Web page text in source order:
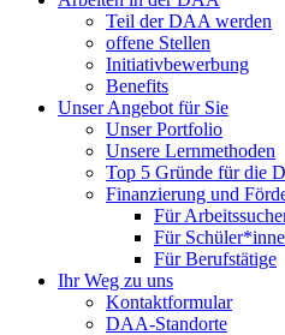
Teil der DAA werden
offene Stellen
Initiativbewerbung
Benefits
Unser Angebot für Sie
Unser Portfolio
Unsere Lernmethoden
Top 5 Gründe für die
Finanzierung und
Für
Für
Für Berufstätige
Ihr Weg zu uns
Kontaktformular
DAA-Standorte